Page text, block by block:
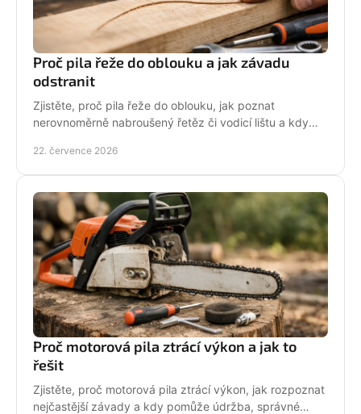
Proč pila řeže do oblouku a jak závadu
odstranit
Zjistěte, proč pila řeže do oblouku, jak poznat
nerovnoměrně nabroušený řetěz či vodicí lištu a kdy
22. července 2026
Proč motorová pila ztrácí výkon a jak to
řešit
Zjistěte, proč motorová pila ztrácí výkon, jak rozpoznat
nejčastější závady a kdy pomůže údržba, správné